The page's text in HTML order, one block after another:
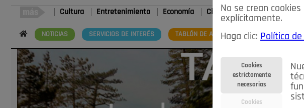
Cultura Entretenimiento Economía Ciencia&Tecnología
NOTICIAS SERVICIOS DE INTERÉS TABLÓN DE ANUNCIOS MIS ANUNCIOS
No se crean
explícitamente.
Haga clic: Política de
Cookies
estrictamente
necesarias
Cookies